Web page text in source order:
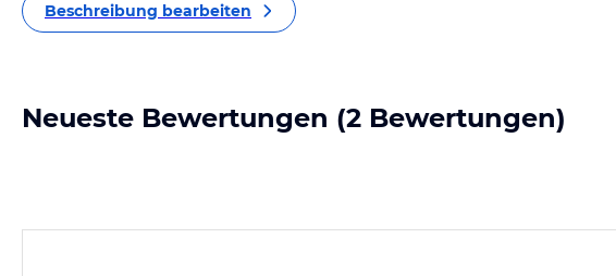
Beschreibung bearbeiten
Neueste Bewertungen (2 Bewertungen)